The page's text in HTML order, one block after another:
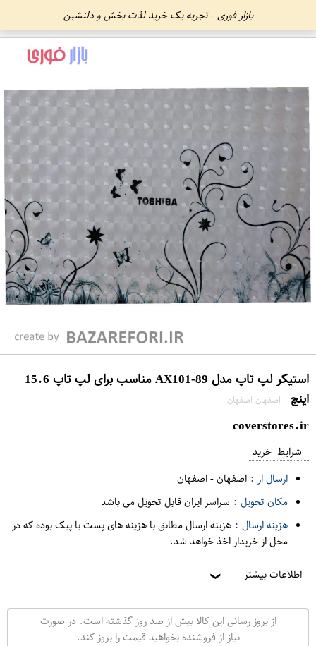
بازار فوری - تجربه یک خرید لذت بخش و دلنشین
استیکر لپ تاپ مدل AX101-89 مناسب برای لپ تاپ 15.6
اینچ
اصفهان اصفهان
coverstores.ir
شرایط خرید
ارسال از : اصفهان-اصفهان
مکان تحویل : سراسر ایران قابل تحویل می باشد
هزینه ارسال : هزینه ارسال مطابق با هزینه های پست یا پیک بوده که در
محل از خریدار اخذ خواهد شد.
اطلاعات بیشتر ❯
از بروز رسانی این کالا بیش از صد روز گذشته است. در صورت
نیاز از فروشنده بخواهید قیمت را بروز کند.